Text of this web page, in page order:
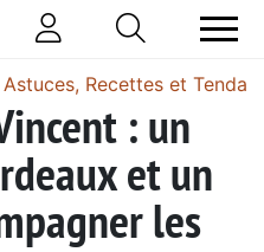
Recettes et
: un
et un
les